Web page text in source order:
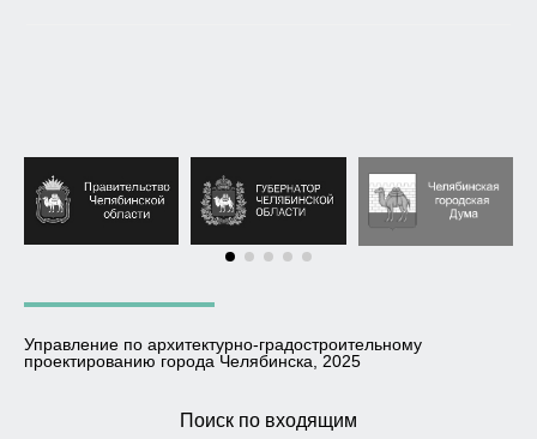
Управление по архитектурно-градостроительному
проектированию города Челябинска, 2025
Поиск по входящим